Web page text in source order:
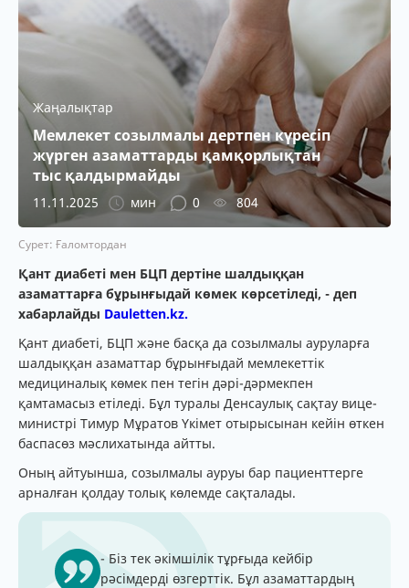
Жаңалықтар
Мемлекет созылмалы дертпен күресіп
жүрген азаматтарды қамқорлықтан
тыс қалдырмайды
11.11.2025 мин 0 804
Сурет: Ғаломтордан
Қант диабеті мен БЦП дертіне шалдыққан
азаматтарға бұрынғыдай көмек көрсетіледі, - деп
хабарлайды Dauletten.kz.
Қант диабеті, БЦП және басқа да созылмалы ауруларға
шалдыққан азаматтар бұрынғыдай мемлекеттік
медициналық көмек пен тегін дәрі-дәрмекпен
қамтамасыз етіледі. Бұл туралы Денсаулық сақтау вице-
министрі Тимур Мұратов Үкімет отырысынан кейін өткен
баспасөз мәслихатында айтты.
Оның айтуынша, созылмалы ауруы бар пациенттерге
арналған қолдау толық көлемде сақталады.
- Біз тек әкімшілік тұрғыда кейбір
рәсімдерді өзгерттік. Бұл азаматтардың